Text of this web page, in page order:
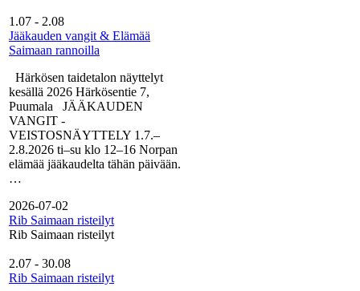
1.07 - 2.08
Jääkauden vangit & Elämää
Saimaan rannoilla
Härkösen taidetalon näyttelyt
kesällä 2026 Härkösentie 7,
Puumala JÄÄKAUDEN
VANGIT -
VEISTOSNÄYTTELY 1.7.–
2.8.2026 ti–su klo 12–16 Norpan
elämää jääkaudelta tähän päivään.
…
2026-07-02
Rib Saimaan risteilyt
Rib Saimaan risteilyt
2.07 - 30.08
Rib Saimaan risteilyt